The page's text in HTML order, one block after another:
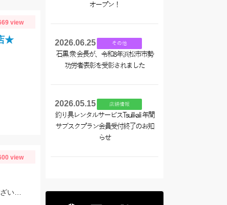
view
★
view
オープン！
2026.06.25 その他
石黒 衆 会長が、令和8年浜松市市勢
功労者表彰を受彰されました
2026.05.15 店舗情報
釣り具レンタルサービスTsulikali 年間
サブスクプラン会員受付終了のお知
らせ